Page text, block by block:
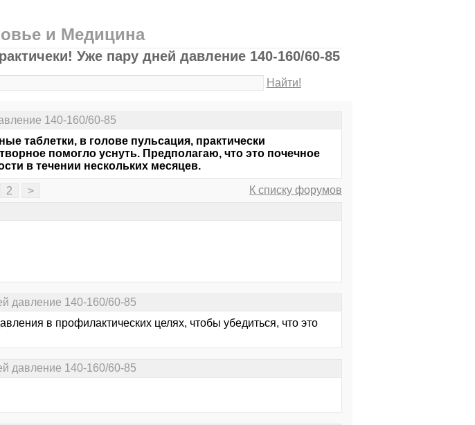
и Медицина
Уже пару дней давление 140-160/60-85
Найти!
140-160/60-85
таблетки, в голове пульсация, практически
помогло уснуть. Предполагаю, что это почечное
в течении нескольких месяцев.
2 >
К списку форумов
давление 140-160/60-85
в профилактических целях, чтобы убедиться, что это
давление 140-160/60-85